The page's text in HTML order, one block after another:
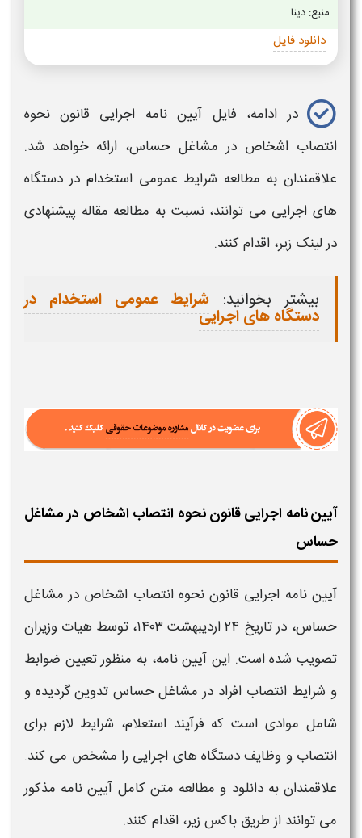
منبع: دینا
دانلود فایل
در ادامه، فایل آیین نامه اجرایی قانون نحوه
انتصاب اشخاص در مشاغل حساس، ارائه خواهد شد.
علاقمندان به مطالعه شرایط عمومی استخدام در دستگاه
های اجرایی می توانند، نسبت به مطالعه مقاله پیشنهادی
در لینک زیر، اقدام کنند.
بیشتر بخوانید: شرایط عمومی استخدام در
دستگاه های اجرایی
آیین نامه اجرایی قانون نحوه انتصاب اشخاص در مشاغل
حساس
آیین نامه اجرایی قانون نحوه انتصاب اشخاص در مشاغل
حساس،
در تاریخ ۲۴ اردیبهشت ۱۴۰۳، توسط هیات وزیران
تصویب شده است. این آیین نامه، به منظور تعیین ضوابط
و شرایط انتصاب افراد در مشاغل حساس تدوین گردیده و
شامل موادی است که فرآیند استعلام، شرایط لازم برای
انتصاب و وظایف دستگاه های اجرایی را مشخص می کند.
علاقمندان به دانلود و مطالعه متن کامل آیین نامه مذکور
می توانند از طریق باکس زیر، اقدام کنند.